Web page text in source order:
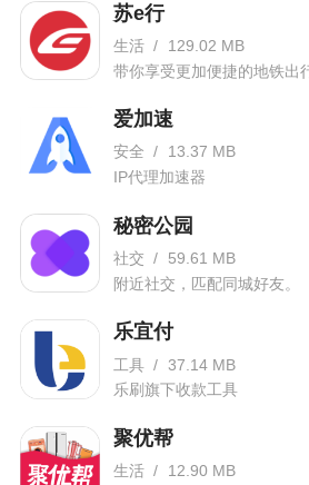
苏e行
生活 /
129.02 MB
带你享受更加便捷的地铁出
爱加速
安全 /
13.37 MB
IP代理加速器
秘密公园
社交 /
59.61 MB
附近社交，匹配同城好友。
乐宜付
工具 / 37.14 MB
乐刷旗下收款工具
聚优帮
生活 /
12.90 MB